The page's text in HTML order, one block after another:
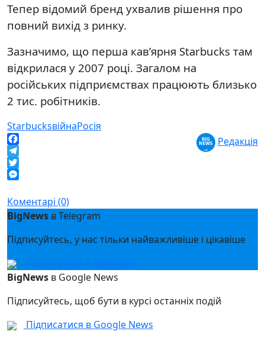
Тепер відомий бренд ухвалив рішення про
повний вихід з ринку.
Зазначимо, що перша кав’ярня Starbucks там
відкрилася у 2007 році. Загалом на
російських підприємствах працюють близько
2 тис. робітників.
StarbucksвійнаРосія
Facebook
Telegram
Twitter
Редакція
Коментарі (0)
BigNews в Telegram
Підписуйтесь, у нас тільки найважливіше і цікавіше
Підписатися в Telegram
BigNews в Google News
Підписуйтесь, щоб бути в курсі останніх подій
Підписатися в Google News